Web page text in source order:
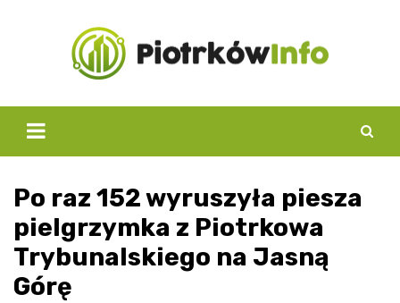
Po raz 152 wyruszyła piesza
pielgrzymka z Piotrkowa
Trybunalskiego na Jasną
Górę